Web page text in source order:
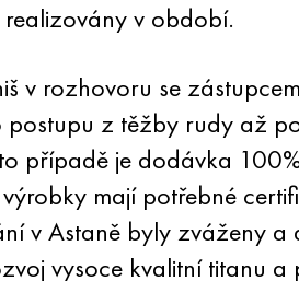
v období.
v rozhovoru se
postupu z těžby rudy až
případě je dodávka
mají potřebné
v Astaně byly zváženy
vysoce kvalitní titanu